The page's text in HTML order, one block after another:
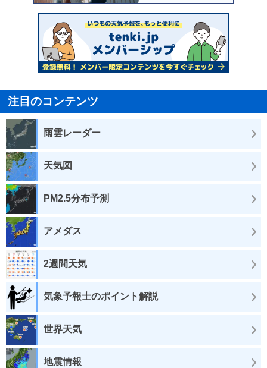
注目のコンテンツ
雨雲レーダー
天気図
PM2.5分布予測
アメダス
2週間天気
気象予報士のポイント解説
世界天気
地震情報